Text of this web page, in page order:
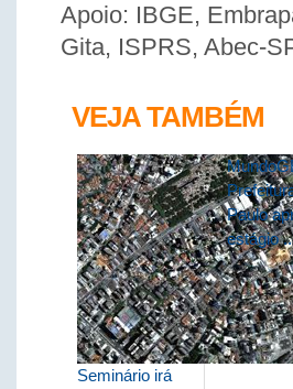
Apoio: IBGE,
Gita, ISPRS, Abec-
VEJA TAMBÉM
Seminário irá
Paulo
estágio